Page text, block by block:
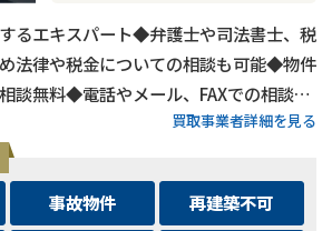
るエキスパート◆弁護士や司法書士、税
法律や税金についての相談も可能◆物件
談無料◆電話やメール、FAXでの相談可
買取事業者詳細を見る
事故物件
再建築不可